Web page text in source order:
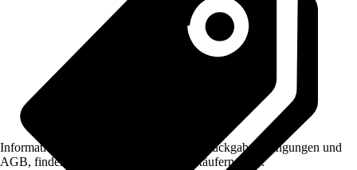
Informationen des Verkäufers, wie z. B. Rückgabebedingungen und
AGB, finden Sie bei Klick auf den Verkäufernamen.